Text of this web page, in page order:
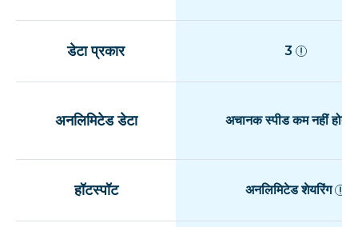
डेटा प्रकार 3
अनलिमिटेड डेटा अचानक स्पीड कम नहीं होती
हॉटस्पॉट अनलिमिटेड शेयरिंग